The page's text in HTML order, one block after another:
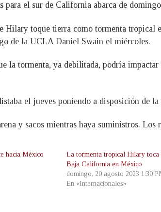
para el sur de California abarca de
Hilary toque tierra como tormenta
de la UCLA Daniel Swain el miércoles.
la tormenta, ya debilitada, podría
el jueves poniendo a disposición de
y sacos mientras haya suministros.
hacia México
La tormenta tropical Hilary toca
Baja California en México
domingo, 20 agosto 2023 1:30
En «Internacionales»